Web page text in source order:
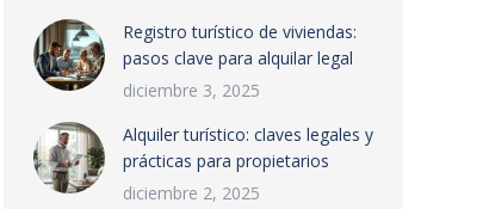
Registro turístico de viviendas:
pasos clave para alquilar legal
diciembre 3, 2025
Alquiler turístico: claves legales y
prácticas para propietarios
diciembre 2, 2025